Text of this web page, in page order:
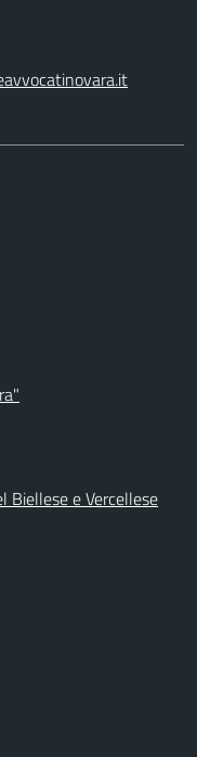
Biellese e Vercellese